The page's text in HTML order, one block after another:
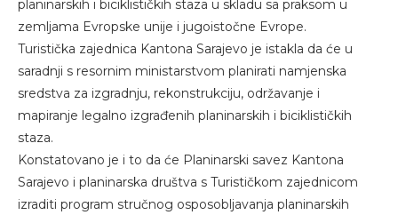
planinarskih i biciklističkih staza u skladu sa praksom u
zemljama Evropske unije i jugoistočne Evrope.
Turistička zajednica Kantona Sarajevo je istakla da će u
saradnji s resornim ministarstvom planirati namjenska
sredstva za izgradnju, rekonstrukciju, održavanje i
mapiranje legalno izgrađenih planinarskih i biciklističkih
staza.
Konstatovano je i to da će Planinarski savez Kantona
Sarajevo i planinarska društva s Turističkom zajednicom
izraditi program stručnog osposobljavanja planinarskih